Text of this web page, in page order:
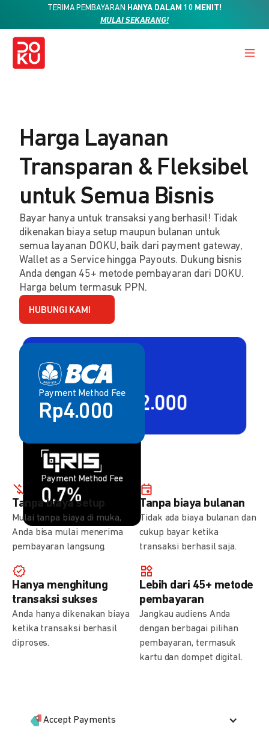
TERIMA PEMBAYARAN HANYA DALAM 10 MENIT!
MULAI SEKARANG!
Harga Layanan
Transparan & Fleksibel
untuk Semua Bisnis
Bayar hanya untuk transaksi yang berhasil! Tidak
dikenakan biaya setup maupun bulanan untuk
semua layanan DOKU, baik dari payment gateway,
Wallet as a Service hingga Payouts. Dukung bisnis
Anda dengan 45+ metode pembayaran dari DOKU.
Harga belum termasuk PPN.
HUBUNGI KAMI
Payment Method Fee
Rp4.000
Payment Method Fee
2,80% + Rp2.000
Payment Method Fee
0,7%
Payment Method Fee
1,5%
Tanpa biaya setup
Mulai tanpa biaya di muka,
Anda bisa mulai menerima
pembayaran langsung.
Tanpa biaya bulanan
Tidak ada biaya bulanan dan
cukup bayar ketika
transaksi berhasil saja.
Hanya menghitung
transaksi sukses
Anda hanya dikenakan biaya
ketika transaksi berhasil
diproses.
Lebih dari 45+ metode
pembayaran
Jangkau audiens Anda
dengan berbagai pilihan
pembayaran, termasuk
kartu dan dompet digital.
Accept Payments